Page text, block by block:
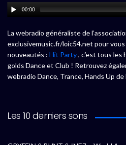
00:00
La webradio généraliste de
exclusivemusic.fr/loic54.net pour
nouveautés : Hit Party, c’est tous les
golds Dance et Club ! Retrouvez
webradio Dance, Trance, Hands Up de
Les 10 derniers sons